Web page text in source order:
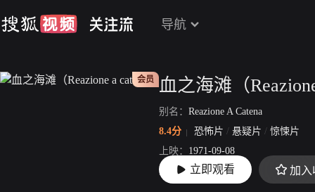
导航
会员 血之海滩（
别名： Reazione A Catena
8.4分
恐怖片 / 悬疑片 / 惊悚片
上映： 1971-09-08
片长： 82分44秒
立即观看 加入